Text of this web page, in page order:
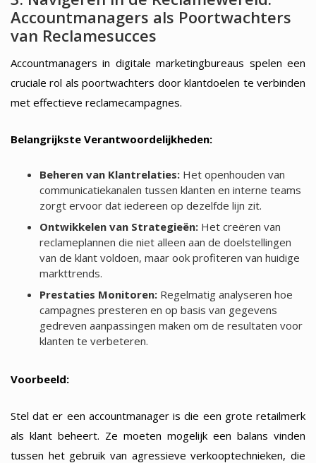
Accountmanagers als Poortwachters
van Reclamesucces
Accountmanagers in digitale marketingbureaus spelen een
cruciale rol als poortwachters door klantdoelen te verbinden
met effectieve reclamecampagnes.
Belangrijkste Verantwoordelijkheden:
Beheren van Klantrelaties:Het openhouden van
communicatiekanalen tussen klanten en interne teams
zorgt ervoor dat iedereen op dezelfde lijn zit.
Ontwikkelen van Strategieën:Het creëren van
reclameplannen die niet alleen aan de doelstellingen
van de klant voldoen, maar ook profiteren van huidige
markttrends.
Prestaties Monitoren:Regelmatig analyseren hoe
campagnes presteren en op basis van gegevens
gedreven aanpassingen maken om de resultaten voor
klanten te verbeteren.
Voorbeeld:
Stel dat er een accountmanager is die een grote retailmerk
als klant beheert. Ze moeten mogelijk een balans vinden
tussen het gebruik van agressieve verkooptechnieken, die